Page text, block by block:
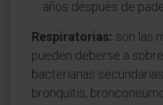
años después de
Respiratorias: son las
pueden deberse a
bacterianas
bronquitis,